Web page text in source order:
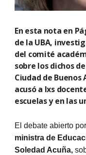
En esta nota en
de la UBA,
del comité
sobre los dichos
Ciudad de Buenos
acusó a lxs
escuelas y en las
El debate abierto por l
ministra de
Soledad Acuña,